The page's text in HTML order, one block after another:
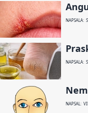
NAPSALA:
NAPSALA:
NAPSAL: